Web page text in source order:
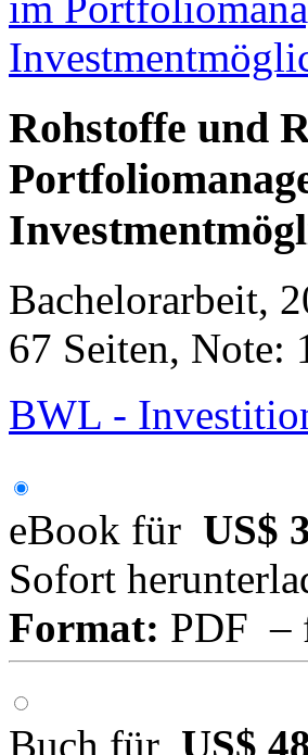
Rohstoffe und
Bachelorarbeit,
67 Seiten, Note:
BWL -
eBook für US$
Sofort
Format: PDF –
Buch für US$